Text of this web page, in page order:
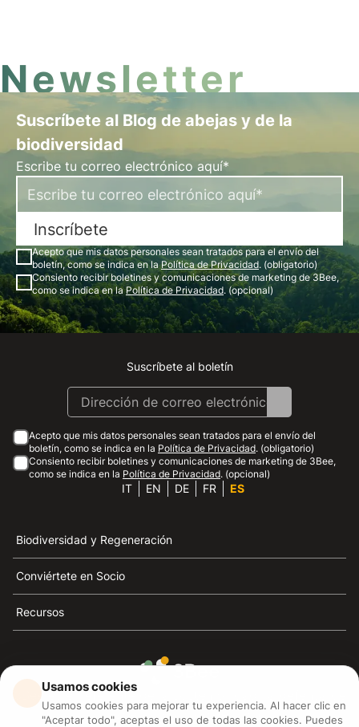
Newsletter
Suscríbete al Blog de abejas y de la
biodiversidad
Escribe tu correo electrónico aquí*
Inscríbete
Acepto que mis datos personales sean tratados para el envío del
boletín, como se indica en laPolítica de Privacidad. (obligatorio)
Consiento recibir boletines y comunicaciones de marketing de 3Bee,
como se indica en laPolítica de Privacidad. (opcional)
Instagram
Facebook
Linkedin
Youtube
Suscríbete al boletín
Acepto que mis datos personales sean tratados para el envío del
boletín, como se indica en la Política de Privacidad. (obligatorio)
Consiento recibir boletines y comunicaciones de marketing de 3Bee,
como se indica en la Política de Privacidad. (opcional)
IT EN DE FR ES
Biodiversidad y Regeneración
Conviértete en Socio
Recursos
3Bee es el referente de la sostenibilidad, la defensa de
las abejas y la biodiversidad
Usamos cookies
Usamos cookies para mejorar tu experiencia. Al hacer clic en
"Aceptar todo", aceptas el uso de todas las cookies. Puedes